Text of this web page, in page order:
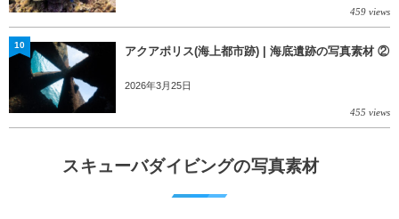
459 views
アクアポリス(海上都市跡) | 海底遺跡の写真素材 ②
2026年3月25日
455 views
10
スキューバダイビングの写真素材